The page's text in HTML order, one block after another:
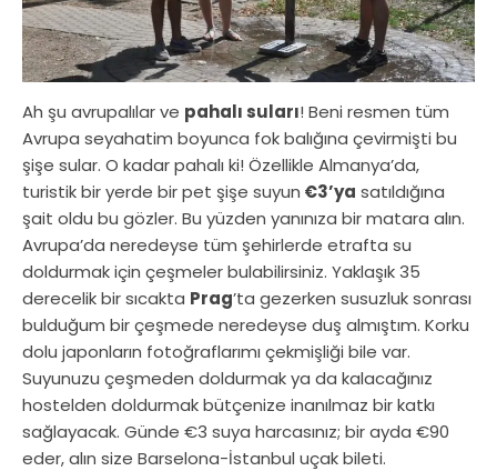
Ah şu avrupalılar ve pahalı suları! Beni resmen tüm
Avrupa seyahatim boyunca fok balığına çevirmişti bu
şişe sular. O kadar pahalı ki! Özellikle Almanya’da,
turistik bir yerde bir pet şişe suyun €3’ya satıldığına
şait oldu bu gözler. Bu yüzden yanınıza bir matara alın.
Avrupa’da neredeyse tüm şehirlerde etrafta su
doldurmak için çeşmeler bulabilirsiniz. Yaklaşık 35
derecelik bir sıcakta Prag’ta gezerken susuzluk sonrası
bulduğum bir çeşmede neredeyse duş almıştım. Korku
dolu japonların fotoğraflarımı çekmişliği bile var.
Suyunuzu çeşmeden doldurmak ya da kalacağınız
hostelden doldurmak bütçenize inanılmaz bir katkı
sağlayacak. Günde €3 suya harcasınız; bir ayda €90
eder, alın size Barselona-İstanbul uçak bileti.